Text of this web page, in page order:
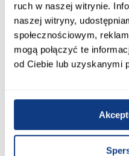
ruch w naszej witrynie.
naszej witryny,
społecznościowym,
mogą połączyć te
od Ciebie lub uzyskanymi
Kolor frontów:
AQUAMARINE AFM
Kolor korpusu:
Wybarwienie frontów
Wybarwienie korpusu: